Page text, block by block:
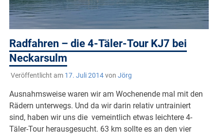
Radfahren – die 4-Täler-Tour KJ7 bei
Neckarsulm
Veröffentlicht am 17. Juli 2014von Jörg
Ausnahmsweise waren wir am Wochenende mal mit den
Rädern unterwegs. Und da wir darin relativ untrainiert
sind, haben wir uns die vemeintlich etwas leichtere 4-
Täler-Tour herausgesucht. 63 km sollte es an den vier